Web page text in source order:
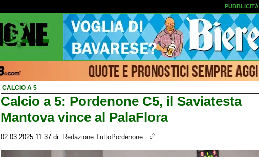
PUBBLICITÀ
CALCIO A 5
Calcio a 5: Pordenone C5, il Saviatesta
Mantova vince al PalaFlora
02.03.2025 11:37 di Redazione TuttoPordenone